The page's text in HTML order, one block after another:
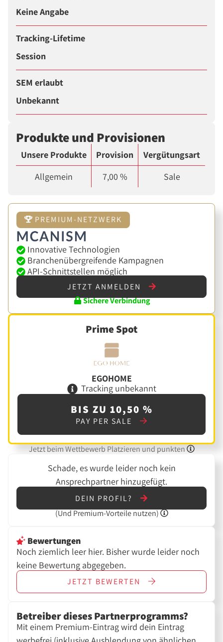
Keine Angabe
Tracking-Lifetime
Session
SEM erlaubt
Unbekannt
Produkte und Provisionen
Unsere Produkte Provision
Vergütungsart
Allgemein
7,00 % Sale
PREMIUM-NETZWERK
Innovative Technologien
Branchenübergreifende Kampagnen
API-Schnittstellen möglich
JETZT ANMELDEN
Sichere Verbindung
Prime Spot
EGOHOME
Tracking unbekannt
BIS ZU 10,50 %
PAY PER SALE
Jetzt beim Wettbewerb Platzieren und punkten
Schade, es wurde leider noch kein
Ansprechpartner hinzugefügt.
DEIN PROFIL?
(Und Premium-Vorteile nutzen)
Bewertungen
Noch ziemlich leer hier. Bisher wurde leider noch
keine Bewertung abgegeben.
JETZT BEWERTEN
Betreiber dieses Partnerprogramms?
Mit einem Premium-Eintrag wird dein Eintrag